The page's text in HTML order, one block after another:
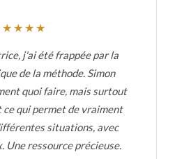
j'ai été frappée par la
de la méthode. Simon
quoi faire, mais surtout
qui permet de vraiment
situations, avec
Une ressource précieuse.